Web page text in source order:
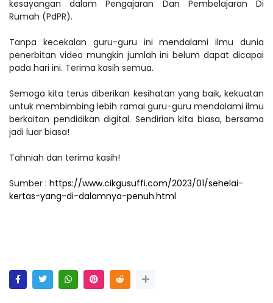
kesayangan dalam Pengajaran Dan Pembelajaran Di
Rumah (PdPR).
Tanpa kecekalan guru-guru ini mendalami ilmu dunia
penerbitan video mungkin jumlah ini belum dapat dicapai
pada hari ini. Terima kasih semua.
Semoga kita terus diberikan kesihatan yang baik, kekuatan
untuk membimbing lebih ramai guru-guru mendalami ilmu
berkaitan pendidikan digital. Sendirian kita biasa, bersama
jadi luar biasa!
Tahniah dan terima kasih!
Sumber : https://www.cikgusuffi.com/2023/01/sehelai-
kertas-yang-di-dalamnya-penuh.html